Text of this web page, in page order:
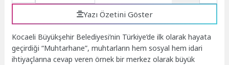
Yazı Özetini Göster
Kocaeli Büyükşehir Belediyesi’nin Türkiye’de ilk olarak hayata
geçirdiği “Muhtarhane”, muhtarların hem sosyal hem idari
ihtiyaçlarına cevap veren örnek bir merkez olarak büyük